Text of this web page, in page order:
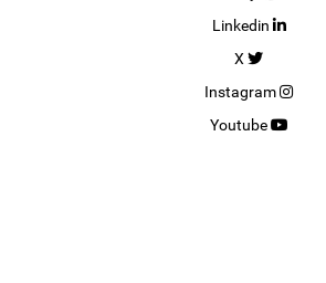
Linkedin
X
Instagram
Youtube